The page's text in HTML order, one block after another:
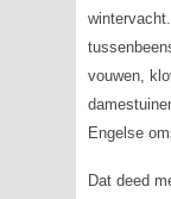
vouwen,
Engelse
Dat deed